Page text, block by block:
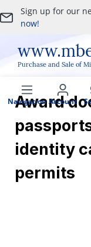
Skip to main
Sign up for our
now!
Purchase and Sale of
Navigation Account
Award
identity
permits